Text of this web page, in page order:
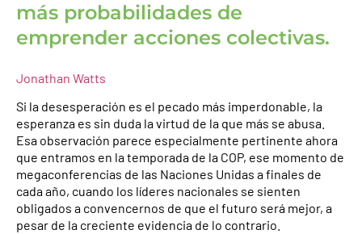
más probabilidades de
emprender acciones colectivas.
Jonathan Watts
Si la desesperación es el pecado más imperdonable, la
esperanza es sin duda la virtud de la que más se abusa.
Esa observación parece especialmente pertinente ahora
que entramos en la temporada de la COP, ese momento de
megaconferencias de las Naciones Unidas a finales de
cada año, cuando los líderes nacionales se sienten
obligados a convencernos de que el futuro será mejor, a
pesar de la creciente evidencia de lo contrario.